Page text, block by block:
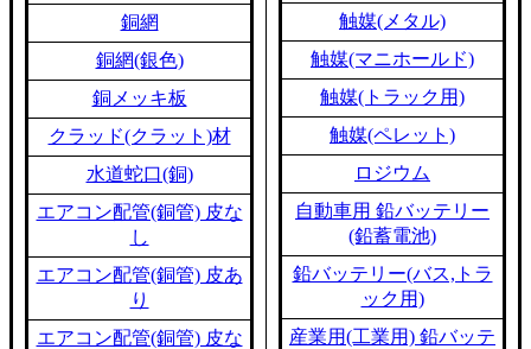
銅網
銅網(銀色)
銅メッキ板
クラッド(クラット)材
水道蛇口(銅)
エアコン配管(銅管) 皮な
し
エアコン配管(銅管) 皮あ
り
エアコン配管(銅管) 皮な
触媒(メタル)
触媒(マニホールド)
触媒(トラック用)
触媒(ペレット)
ロジウム
自動車用 鉛バッテリー
(鉛蓄電池)
鉛バッテリー(バス,トラ
ック用)
産業用(工業用) 鉛バッテ